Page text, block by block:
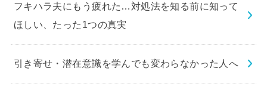
フキハラ夫にもう疲れた…対処法を知る前に知って
ほしい、たった1つの真実
引き寄せ・潜在意識を学んでも変わらなかった人へ